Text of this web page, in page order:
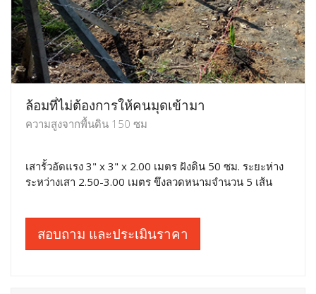
ล้อมที่ไม่ต้องการให้คนมุดเข้ามา
ความสูงจากพื้นดิน 150 ซม
เสารั้วอัดแรง 3" x 3" x 2.00 เมตร ฝังดิน 50 ซม. ระยะห่าง
ระหว่างเสา 2.50-3.00 เมตร ขึงลวดหนามจำนวน 5 เส้น
สอบถาม และประเมินราคา